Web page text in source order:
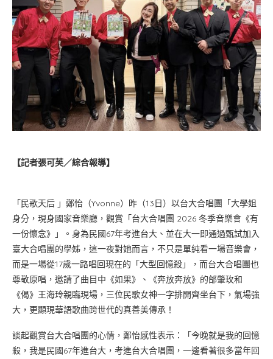
【記者張可芙／綜合報導】
「民歌天后 」鄭怡（Yvonne）昨（13日）以台大合唱團「大學姐
身分，現身國家音樂廳，觀賞「台大合唱團 2026 冬季音樂會《有
一份懷念》」。身為民國67年考進台大、並在大一即通過甄試加入
臺大合唱團的學姊，這一夜對她而言，不只是單純看一場音樂會，
而是一場從17歲一路唱回現在的「大型回憶殺」，而台大合唱團也
尊敬原唱，邀請了曲目中《如果》、《奔放奔放》的邰肇玫和
《偈》王海玲親臨現場，三位民歌女神一字排開齊坐台下，氣場強
大，更顯現華語歌曲跨世代的真善美傳承！
談起觀賞台大合唱團的心情，鄭怡感性表示：「今晚就是我的回憶
殺，我是民國67年進台大，考進台大合唱團，一邊看著很多當年回